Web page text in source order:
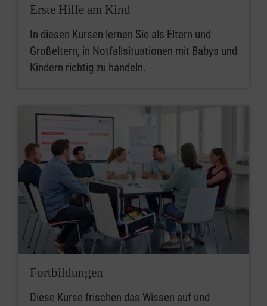
Erste Hilfe am Kind
In diesen Kursen lernen Sie als Eltern und
Großeltern, in Notfallsituationen mit Babys und
Kindern richtig zu handeln.
Fortbildungen
Diese Kurse frischen das Wissen auf und